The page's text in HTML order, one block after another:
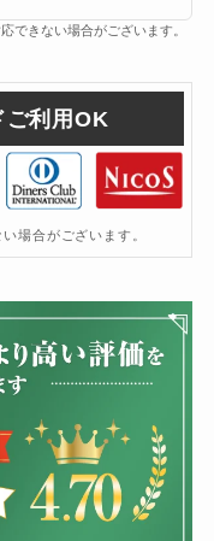
できない場合がございます。
ご利用OK
場合がございます。